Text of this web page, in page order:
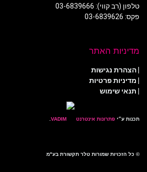
טלפון (רב קווי): 03-6839666
פקס: 03-6839626
מדיניות האתר
|הצהרת נגישות
| מדיניות פרטיות
| תנאי שימוש
תכנות ע״י פתרונות אינטרנט
© כל הזכויות שמורות טלר תקשורת בע"מ